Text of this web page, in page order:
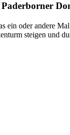
ein oder andere
steigen und